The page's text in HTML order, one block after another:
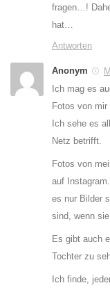
fragen…!
hat…
Antworten
Anonym
Ich mag es
Fotos von mir
Ich sehe es
Netz betrifft.
Fotos von
auf
es nur Bilder
sind, wenn
Es gibt auch
Tochter zu
Ich finde,